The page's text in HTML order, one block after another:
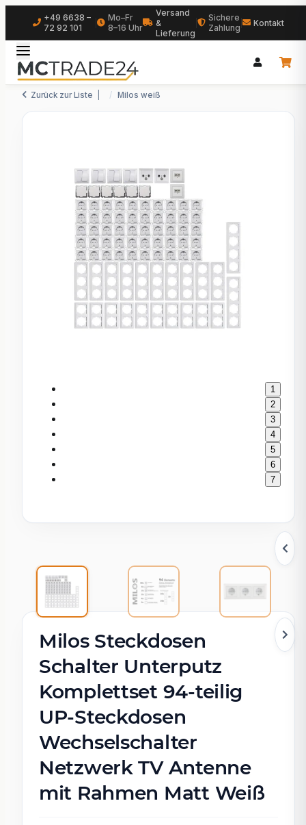
+49 6638 –
72 92 101
Mo–Fr
8–16 Uhr
Versand
&
Lieferung
Sichere
Zahlung
Kontakt
Zurück zur Liste Milos weiß
1
2
3
4
5
6
7
Milos Steckdosen
Schalter Unterputz
Komplettset 94-teilig
UP-Steckdosen
Wechselschalter
Netzwerk TV Antenne
mit Rahmen Matt Weiß